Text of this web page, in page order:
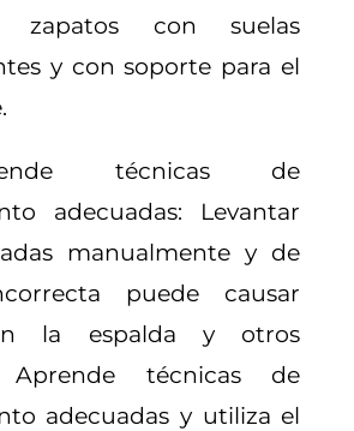
zapatos con suelas
y con soporte para el
técnicas de
adecuadas: Levantar
manualmente y de
puede causar
la espalda y otros
Aprende técnicas de
adecuadas y utiliza el